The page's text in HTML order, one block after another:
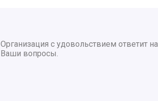
Организация с удовольствием ответит на
Ваши вопросы.